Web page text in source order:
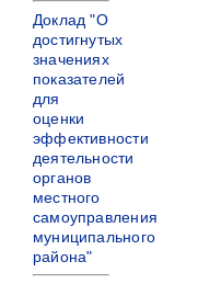
Доклад "О
достигнутых
значениях
показателей
для
оценки
эффективности
деятельности
органов
местного
самоуправления
муниципального
района"